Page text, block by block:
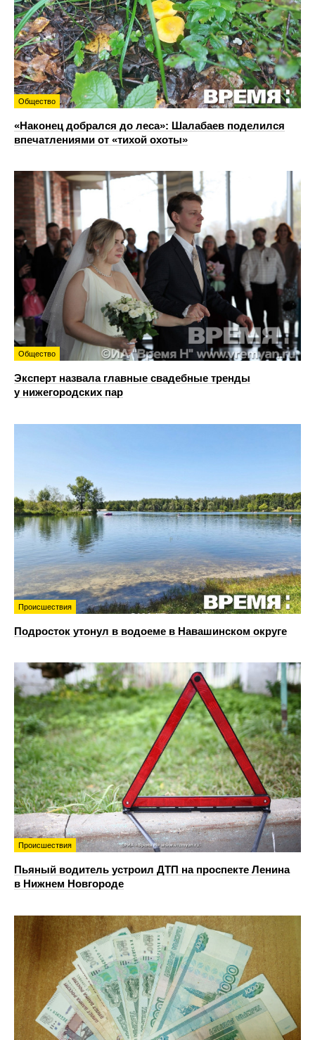
Общество
«Наконец добрался до леса»: Шалабаев поделился
впечатлениями от «тихой охоты»
Общество
Эксперт назвала главные свадебные тренды
у нижегородских пар
Происшествия
Подросток утонул в водоеме в Навашинском округе
Происшествия
Пьяный водитель устроил ДТП на проспекте Ленина
в Нижнем Новгороде